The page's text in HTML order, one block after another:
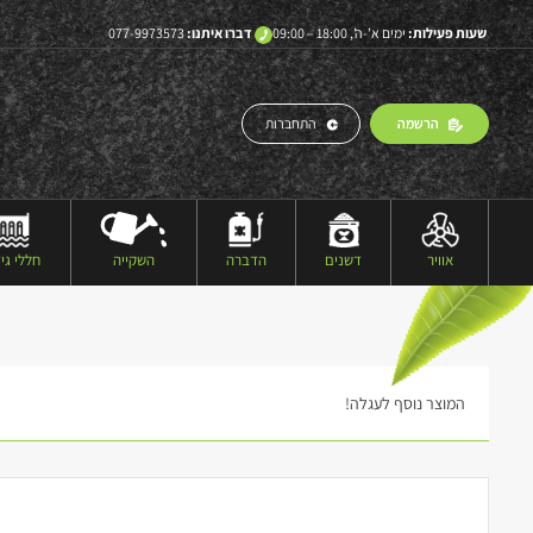
שעות פעילות: ימים א’-ה’, 18:00 – 09:00 דברו איתנו:077-9973573
הרשמה התחברות
אוויר דשנים הדברה השקייה חללי
המוצר נוסף לעגלה!